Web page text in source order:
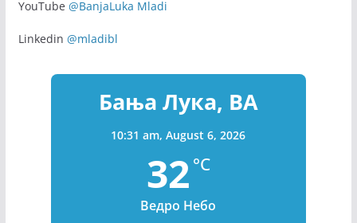
YouTube @BanjaLuka Mladi
Linkedin @mladibl
Бања Лука, BA
10:31 am,August 6, 2026
32 °C
Ведро Небо